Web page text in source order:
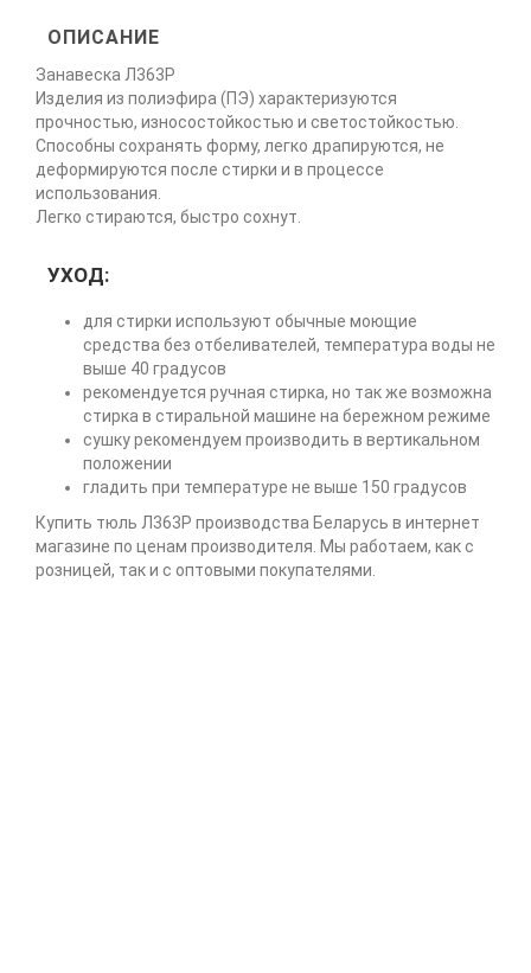
ОПИСАНИЕ
Занавеска Л363Р
Изделия из полиэфира (ПЭ) характеризуются
прочностью, износостойкостью и светостойкостью.
Способны сохранять форму, легко драпируются, не
деформируются после стирки и в процессе
использования.
Легко стираются, быстро сохнут.
УХОД:
для стирки используют обычные моющие
средства без отбеливателей, температура воды не
выше 40 градусов
рекомендуется ручная стирка, но так же возможна
стирка в стиральной машине на бережном режиме
сушку рекомендуем производить в вертикальном
положении
гладить при температуре не выше 150 градусов
Купить тюль Л363Р производства Беларусь в интернет
магазине по ценам производителя. Мы работаем, как с
розницей, так и с оптовыми покупателями.